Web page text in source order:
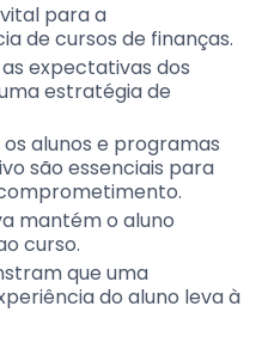
para a
de cursos de finanças.
expectativas dos
estratégia de
alunos e programas
são essenciais para
mantém o aluno
curso.
que uma
do aluno leva à